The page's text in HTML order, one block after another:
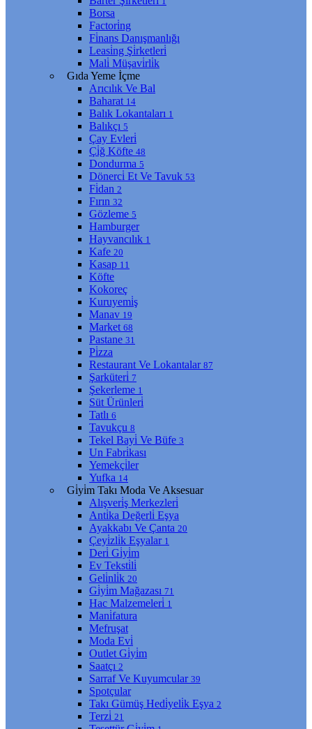
Borsa
Factori̇ng
Fi̇nans Danışmanlığı
Leasi̇ng Şi̇rketleri̇
Mali̇ Müşavi̇rli̇k
Gıda Yeme İçme
Arıcılık Ve Bal
Baharat 14
Balık Lokantaları 1
Balıkçı 5
Çay Evleri̇
Çi̇ğ Köfte 48
Dondurma 5
Dönerci̇ Et Ve Tavuk 53
Fi̇dan 2
Fırın 32
Gözleme 5
Hamburger
Hayvancılık 1
Kafe 20
Kasap 11
Köfte
Kokoreç
Kuruyemi̇ş
Manav 19
Market 68
Pastane 31
Pi̇zza
Restaurant Ve Lokantalar 87
Şarküteri̇ 7
Şekerleme 1
Süt Ürünleri̇
Tatlı 6
Tavukçu 8
Tekel Bayi̇ Ve Büfe 3
Un Fabri̇kası
Yemekçi̇ler
Yufka 14
Gi̇yi̇m Takı Moda Ve Aksesuar
Alışveri̇ş Merkezleri̇
Anti̇ka Değerli̇ Eşya
Ayakkabı Ve Çanta 20
Çeyi̇zli̇k Eşyalar 1
Deri̇ Gi̇yi̇m
Ev Teksti̇li̇
Geli̇nli̇k 20
Gi̇yi̇m Mağazası 71
Hac Malzemeleri̇ 1
Mani̇fatura
Mefruşat
Moda Evi̇
Outlet Gi̇yi̇m
Saatçı 2
Sarraf Ve Kuyumcular 39
Spotçular
Takı Gümüş Hedi̇yeli̇k Eşya 2
Terzi̇ 21